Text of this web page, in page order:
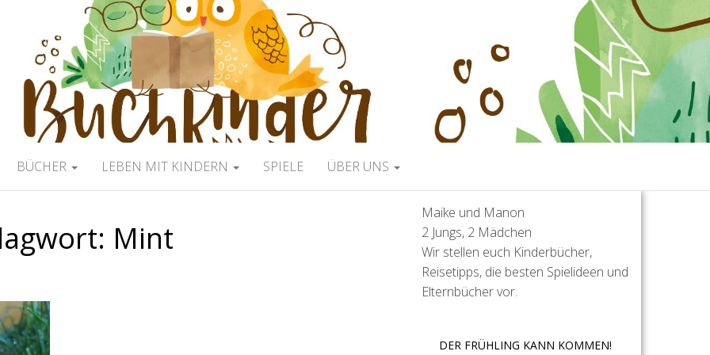
BÜCHER LEBEN MIT KINDERN SPIELE ÜBER UNS
Mint
Maike und Manon
2 Jungs, 2 Mädchen
Wir stellen euch Kinderbücher,
Reisetipps, die besten Spielideen und
Elternbücher vor.
DER FRÜHLING KANN KOMMEN!